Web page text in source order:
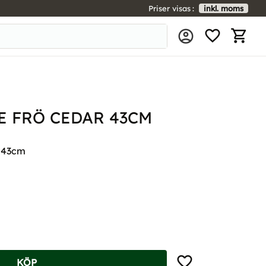
Priser visas inkl. moms
FRÖ CEDAR 43CM
KÖP Lägg till i favoriter